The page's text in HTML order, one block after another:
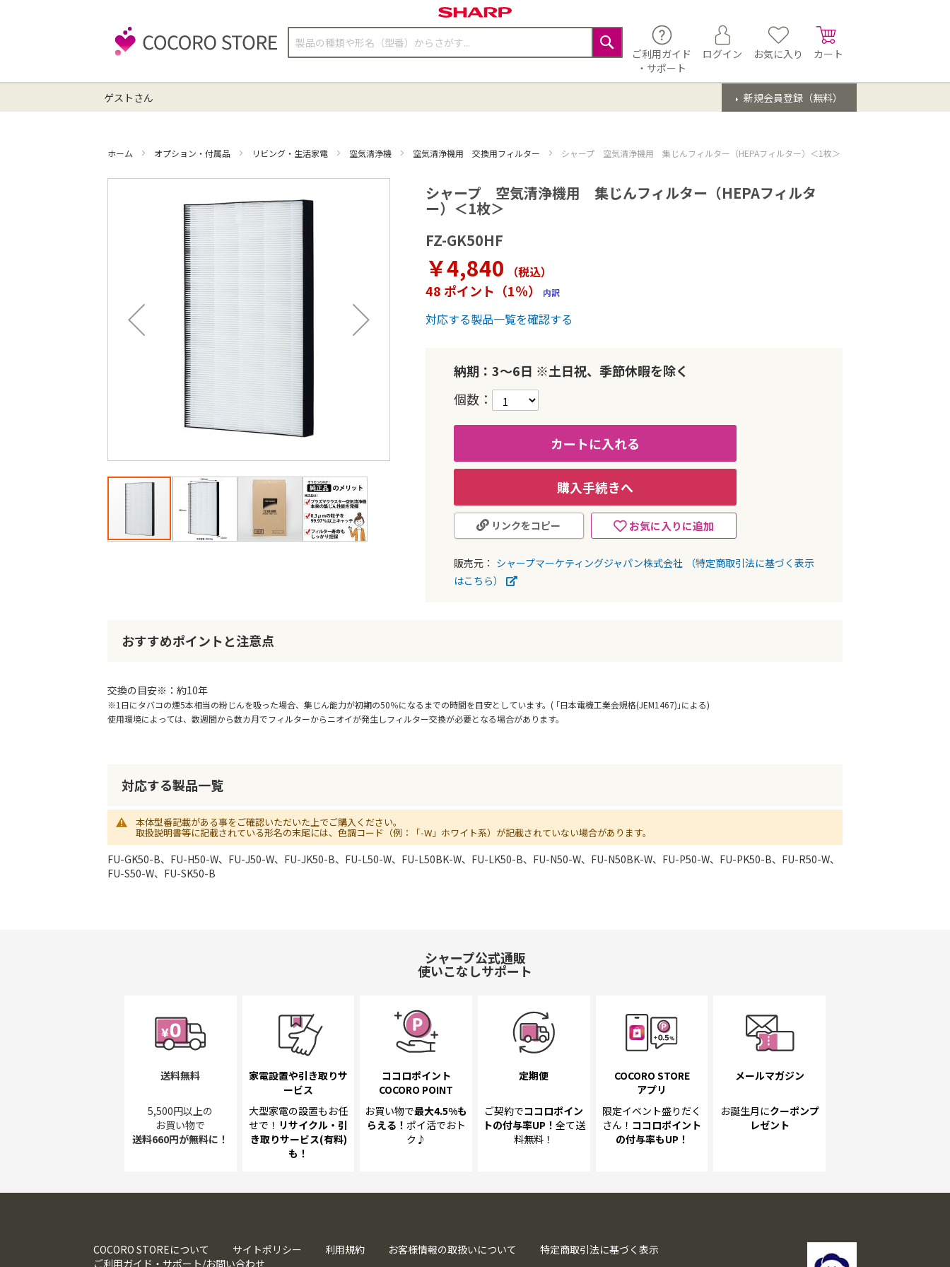
検
検
ご利用ガイド
・サポート
ログイン お気に入り カート
新規会員登録（無料）
ゲストさん
ホーム オプション・付属品 リビング・生活家電 空気清浄機 空気清浄機用 交換用フィルター シャープ 空気清浄機用 集じんフィルター（HEPAフィルター）＜1枚＞
シャープ 空気清浄機用 集じんフィルター（HEPAフィルタ
ー）＜1枚＞
FZ-GK50HF
￥4,840 （税込）
48 ポイント（1％） 内訳
対応する製品一覧を確認する
納期：3～6日 ※土日祝、季節休暇を除く
個数
カートに入れる
購入手続きへ
お気に入りに追加
リンクをコピー
販売元： シャープマーケティングジャパン株式会社
（特定商取引法に基づく表示
はこちら）
最
初
に
おすすめポイントと注意点
交換の目安※：約10年
※1日にタバコの煙5本相当の粉じんを吸った場合、集じん能力が初期の50％になるまでの時間を目安としています。( ｢日本電機工業会規格(JEM1467)｣による)
使用環境によっては、数週間から数カ月でフィルターからニオイが発生しフィルター交換が必要となる場合があります。
対応する製品一覧
本体型番記載がある事をご確認いただいた上でご購入ください。
取扱説明書等に記載されている形名の末尾には、色調コード（例：「-W」ホワイト系）が記載されていない場合があります。
FU-GK50-B、FU-H50-W、FU-J50-W、FU-JK50-B、FU-L50-W、FU-L50BK-W、FU-LK50-B、FU-N50-W、FU-N50BK-W、FU-P50-W、FU-PK50-B、FU-R50-W、
FU-S50-W、FU-SK50-B
シャープ公式通販
使いこなしサポート
送料無料
5,500円以上の
お買い物で
送料660円が無料に！
家電設置や引き取りサ
ービス
大型家電の設置も お任
せで！ リサイクル・引
き取りサービス(有料)
も！
ココロポイント
COCORO POINT
お買い物で最大4.5%も
らえる！ ポイ活でおト
ク♪
定期便
ご契約でココロポイン
トの付与率UP！ 全て送
料無料！
COCORO STORE
アプリ
限定イベント盛りだく
さん！ ココロポイント
の付与率もUP！
メールマガジン
お誕生月にクーポンプ
レゼント
COCORO STOREについて サイトポリシー 利用規約 お客様情報の取扱いについて
特定商取引法に基づく表示
ご利用ガイド・サポート/お問い合わせ